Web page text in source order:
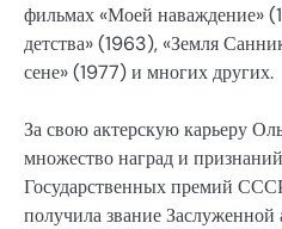
фильмах «Моей наваждение»
детства» (1963), «Земля
сене» (1977) и многих других.
За свою актерскую карьеру
множество наград и
Государственных премий
получила звание